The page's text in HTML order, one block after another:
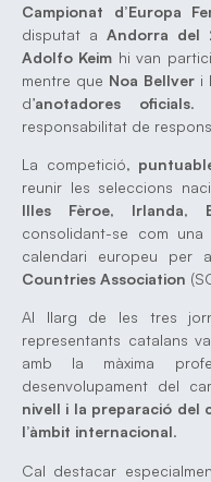
Campionat d’Europa
disputat a Andorra del
Adolfo Keim hi van
mentre que Noa Bellver i
d’anotadores oficials.
responsabilitat de
La competició,
reunir les seleccions
Illes Fèroe, Irlanda,
consolidant-se com
calendari europeu per
Countries Association
Al llarg de les tres
representants catalans
amb la màxima
desenvolupament del
nivell i la preparació del
l’àmbit internacional.
Cal destacar